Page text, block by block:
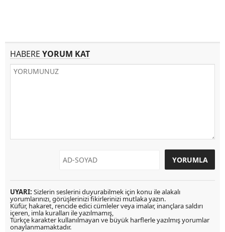
HABERE YORUM KAT
UYARI: Sizlerin seslerini duyurabilmek için konu ile alakalı
yorumlarınızı, görüşlerinizi fikirlerinizi mutlaka yazın.
Küfür, hakaret, rencide edici cümleler veya imalar, inançlara saldırı
içeren, imla kuralları ile yazılmamış,
Türkçe karakter kullanılmayan ve büyük harflerle yazılmış yorumlar
onaylanmamaktadır.